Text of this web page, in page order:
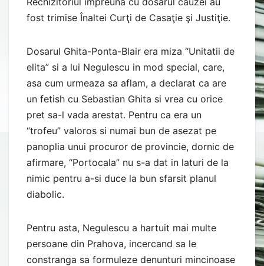
fost trimise Înaltei Curţi de Casaţie şi Justiţie.
Dosarul Ghita-Ponta-Blair era miza “Unitatii de
elita” si a lui Negulescu in mod special, care,
asa cum urmeaza sa aflam, a declarat ca are
un fetish cu Sebastian Ghita si vrea cu orice
pret sa-l vada arestat. Pentru ca era un
“trofeu” valoros si numai bun de asezat pe
panoplia unui procuror de provincie, dornic de
afirmare, “Portocala” nu s-a dat in laturi de la
nimic pentru a-si duce la bun sfarsit planul
diabolic.
Pentru asta, Negulescu a hartuit mai multe
persoane din Prahova, incercand sa le
constranga sa formuleze denunturi mincinoase